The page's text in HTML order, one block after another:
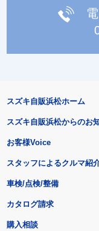
スズキ自販浜松ホーム
スズキ自販浜松からのお
お客様Voice
スタッフによるクルマ紹
車検/点検/整備
カタログ請求
購入相談